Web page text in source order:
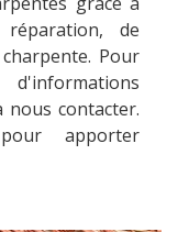
de
Pour
nous contacter.
apporter